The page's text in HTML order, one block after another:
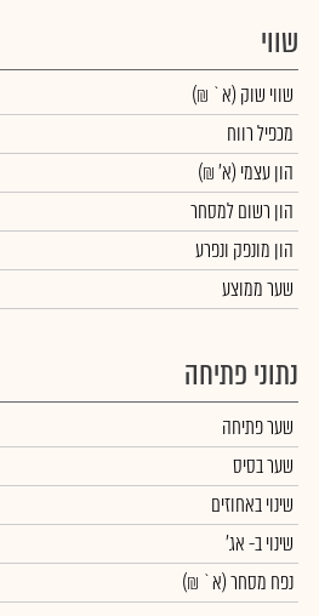
שווי
שווי שוק (א` ₪)
מכפיל רווח
הון עצמי (א' ₪)
הון רשום למסחר
הון מונפק ונפרע
שער ממוצע
נתוני פתיחה
שער פתיחה
שער בסיס
שינוי באחוזים
שינויב- אג'
נפח מסחר(א` ₪)